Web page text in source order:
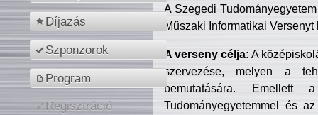
Díjazás
Szponzorok
Program
Regisztráció
A Szegedi
Műszaki Informatikai
A verseny célja: A
szervezése, melyen a
bemutatására. Emellett
Tudományegyetemmel és